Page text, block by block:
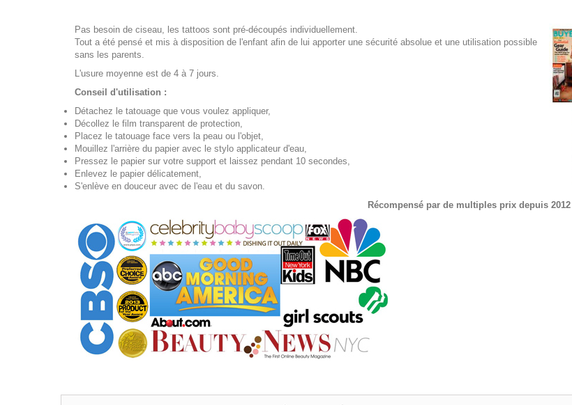
Pas besoin de ciseau, les tattoos sont pré-découpés individuellement.
Tout a été pensé et mis à disposition de l'enfant afin de lui apporter une sécurité absolue et une utilisation possible
sans les parents.
L'usure moyenne est de 4 à 7 jours.
Conseil d'utilisation :
Détachez le tatouage que vous voulez appliquer,
Décollez le film transparent de protection,
Placez le tatouage face vers la peau ou l'objet,
Mouillez l'arrière du papier avec le stylo applicateur d'eau,
Pressez le papier sur votre support et laissez pendant 10 secondes,
Enlevez le papier délicatement,
S'enlève en douceur avec de l'eau et du savon.
Récompensé par de multiples prix depuis 2012